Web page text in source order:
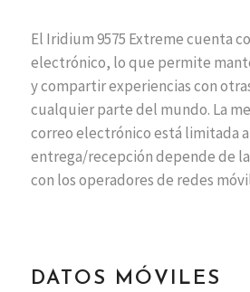
El Iridium 9575 Extreme cuenta
electrónico, lo que permite
y compartir experiencias con
cualquier parte del mundo. La
correo electrónico está limitada a
entrega/recepción depende de
con los operadores de redes
DATOS MÓVILES